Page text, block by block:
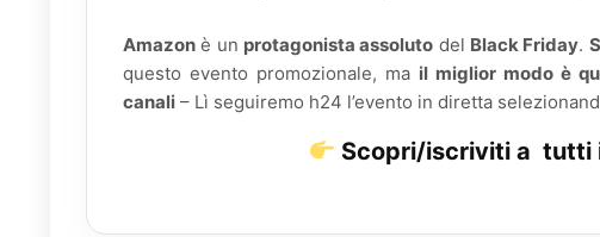
Amazon è un protagonista assoluto del Black Friday.
questo evento promozionale, ma il miglior modo è
canali – Lì seguiremo h24 l’evento in diretta
Scopri/iscriviti a tutti